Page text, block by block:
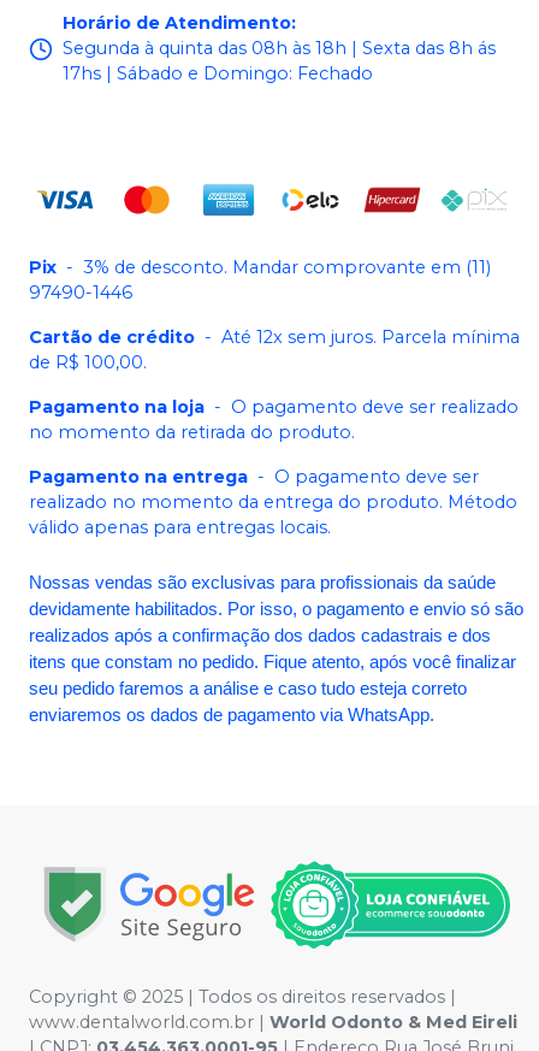
Horário de Atendimento:
Segunda à quinta das 08h às 18h | Sexta das 8h ás
17hs | Sábado e Domingo: Fechado
Pix - 3% de desconto. Mandar comprovante em (11)
97490-1446
Cartão de crédito - Até 12x sem juros. Parcela mínima
de R$ 100,00.
Pagamento na loja - O pagamento deve ser realizado
no momento da retirada do produto.
Pagamento na entrega - O pagamento deve ser
realizado no momento da entrega do produto. Método
válido apenas para entregas locais.
Nossas vendas são exclusivas para profissionais da saúde
devidamente habilitados. Por isso, o pagamento e envio só são
realizados após a confirmação dos dados cadastrais e dos
itens que constam no pedido. Fique atento, após você finalizar
seu pedido faremos a análise e caso tudo esteja correto
enviaremos os dados de pagamento via WhatsApp.
Copyright © 2025 | Todos os direitos reservados |
www.dentalworld.com.br | World Odonto & Med Eireli